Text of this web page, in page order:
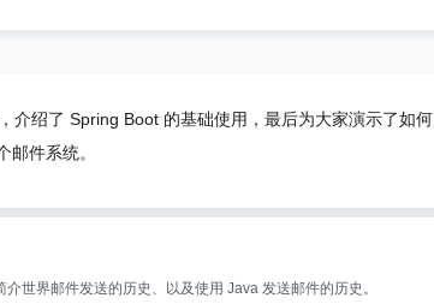
介绍了 Spring Boot 的基础使用，最后为大家演示了如何
件系统。
世界邮件发送的历史、以及使用 Java 发送邮件的历史。